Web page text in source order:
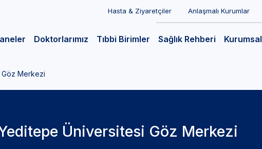
Hasta & Ziyaretçiler Anlaşmalı Kurumlar
Doktorlarımız Tıbbi Birimler Sağlık Rehberi Kurumsal
Merkezi
Üniversitesi Göz Merkezi